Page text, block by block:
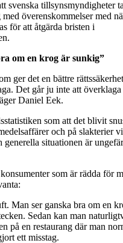
svenska tillsynsmyndigheter
överenskommelser med
för att åtgärda bristen i
om en krog är sunkig”
ger det en bättre
Det går ju inte att överklaga
Daniel Eek.
som att det blivit
och på slakterier
generella situationen är
som är rädda för
Man ser ganska bra om en
Sedan kan man
på en restaurang där man
ett misstag.